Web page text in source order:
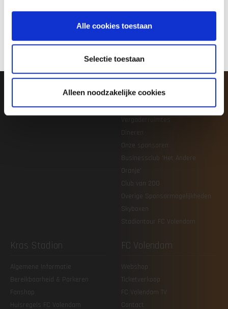
Alle cookies toestaan
Selectie toestaan
Alleen noodzakelijke cookies
Nieuws
FC Volendam O19
Agenda & uitslagen
Supporterszaken
Mediabeleid
Veilig sportklimaat
Nieuws
Vergaderruimtes
Dineren
Onze sponsoren
Businessclub 'Het Andere
Oranje'
Club van 200
Overige Sponsormogelijkheden
Skyboxen
Stadiontour FC Volendam
Kras Stadion
Algemene Informatie
Bereikbaarheid & Parkeren
Fanshop
Huisregels FC Volendam
FC Volendam
Webshop
Ticketverkoop
FC Volendam TV
Contact